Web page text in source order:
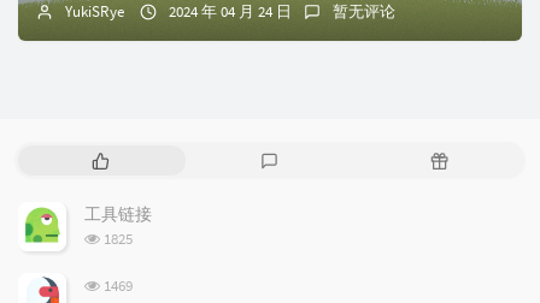
YukiSRye 2024 年 04 月 24 日 暂无评论
热
文
章
随
工具链接
浏
次
1825
浏
1469